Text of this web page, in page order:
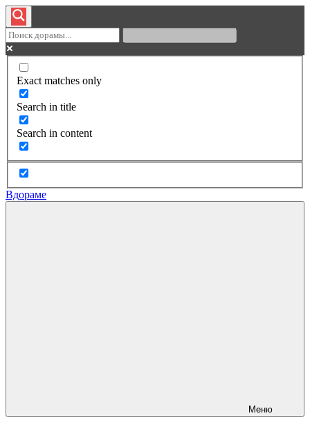
Exact matches only
Search in title
Search in content
Вдораме
Меню